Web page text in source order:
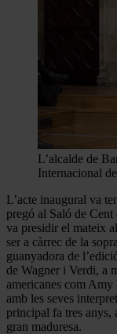
L’alcalde de
Internacional
L’acte inaugural va
pregó al Saló de
va presidir el mateix
ser a càrrec de la
guanyadora de
de Wagner i Verdi, a
americanes com
amb les seves
principal fa tres anys,
gran maduresa.